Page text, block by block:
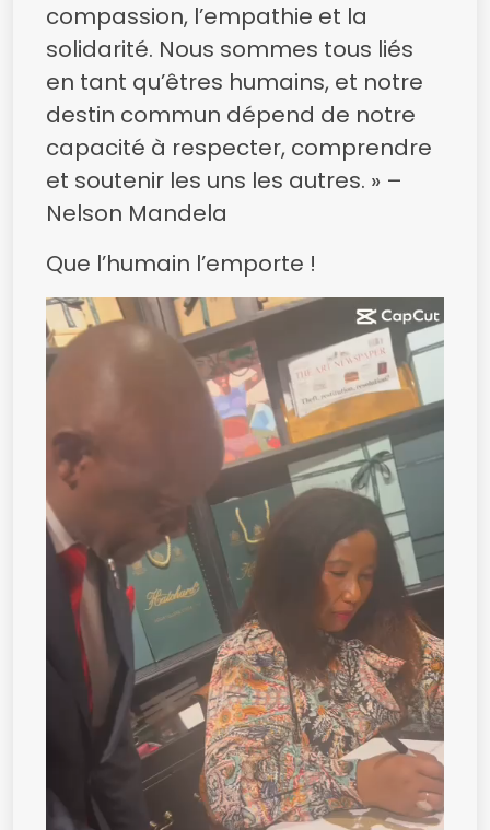
compassion, l’empathie et la
solidarité. Nous sommes tous liés
en tant qu’êtres humains, et notre
destin commun dépend de notre
capacité à respecter, comprendre
et soutenir les uns les autres. » –
Nelson Mandela
Que l’humain l’emporte !